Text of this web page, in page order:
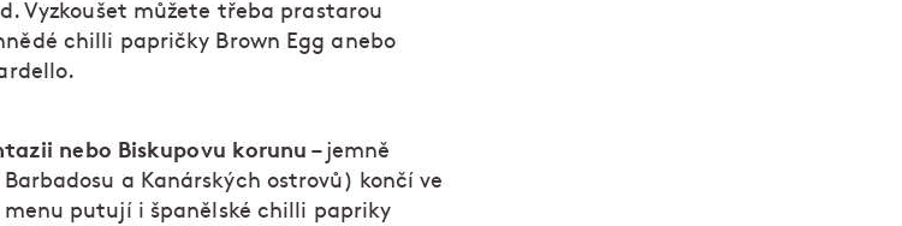
Vyzkoušet můžete třeba prastarou
chilli papričky Brown Egg anebo
nebo Biskupovu korunu – jemně
a Kanárských ostrovů) končí ve
menu putují i španělské chilli papriky